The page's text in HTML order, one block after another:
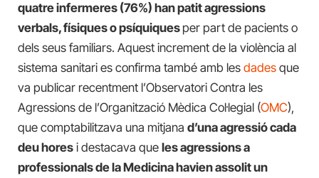
quatre infermeres (76%) han patit agressions
verbals, físiques o psíquiques per part de pacients o
dels seus familiars. Aquest increment de la violència al
sistema sanitari es confirma també amb les dades que
va publicar recentment l’Observatori Contra les
Agressions de l’Organització Mèdica Col·legial (OMC),
que comptabilitzava una mitjana d’una agressió cada
deu hores i destacava que les agressions a
professionals de la Medicina havien assolit un